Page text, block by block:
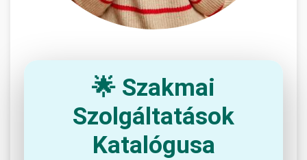
🌟 Szakmai
Szolgáltatások
Katalógusa